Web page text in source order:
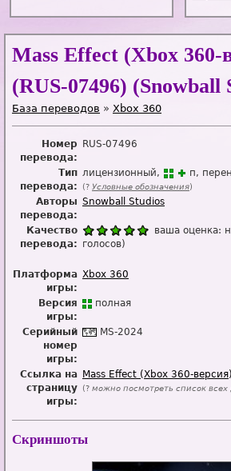
Mass Effect (Xbox 360-
(RUS-07496) (Snowball
База переводов » Xbox 360
Номер
перевода:
RUS-07496
Тип
перевода:
лицензионный п
(? Условные обозначения)
Авторы
перевода:
Snowball Studios
Качество
перевода:
ваша оценка:
голосов)
Платформа
игры:
Xbox 360
Версия
игры:
полная
Серийный
номер
игры:
MS-2024
Ссылка на
страницу
игры:
Mass Effect (Xbox 360-версия)
(? можно посмотреть список всех
Скриншоты